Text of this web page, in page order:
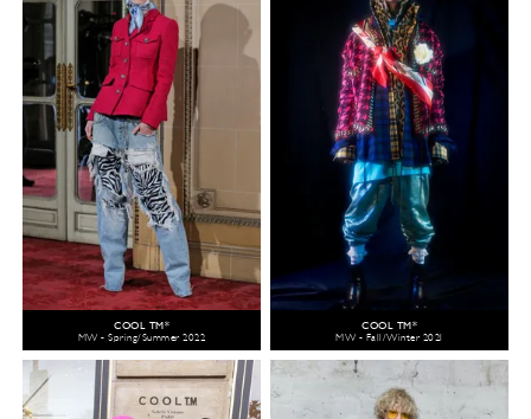
COOL TM*
MW - Spring/Summer 2022
COOL TM*
MW - Fall/Winter 2021